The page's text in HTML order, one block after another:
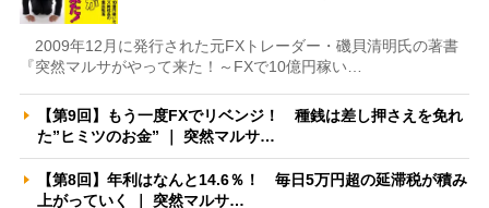
2009年12月に発行された元FXトレーダー・磯貝清明氏の著書
『突然マルサがやって来た！～FXで10億円稼い…
【第9回】もう一度FXでリベンジ！ 種銭は差し押さえを免れ
た”ヒミツのお金” ｜ 突然マルサ…
【第8回】年利はなんと14.6％！ 毎日5万円超の延滞税が積み
上がっていく ｜ 突然マルサ…